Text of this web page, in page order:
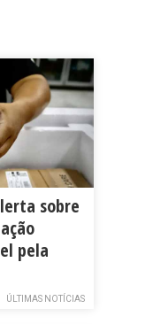
sobre
pela
ÚLTIMAS NOTÍCIAS